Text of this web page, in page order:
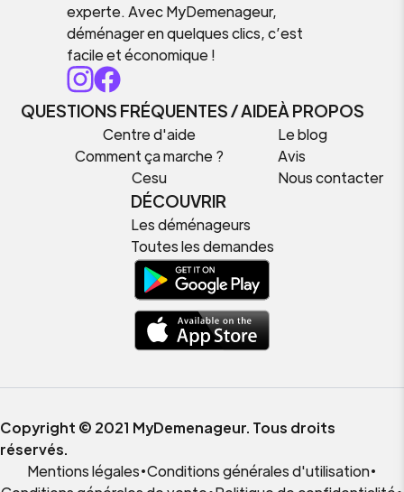
experte. Avec MyDemenageur,
déménager en quelques clics, c’est
facile et économique !
QUESTIONS FRÉQUENTES / AIDE
Centre d'aide
Comment ça marche ?
Cesu
À PROPOS
Le blog
Avis
Nous contacter
DÉCOUVRIR
Les déménageurs
Toutes les demandes
Copyright © 2021 MyDemenageur. Tous droits
réservés.
Mentions légales•Conditions générales d'utilisation•